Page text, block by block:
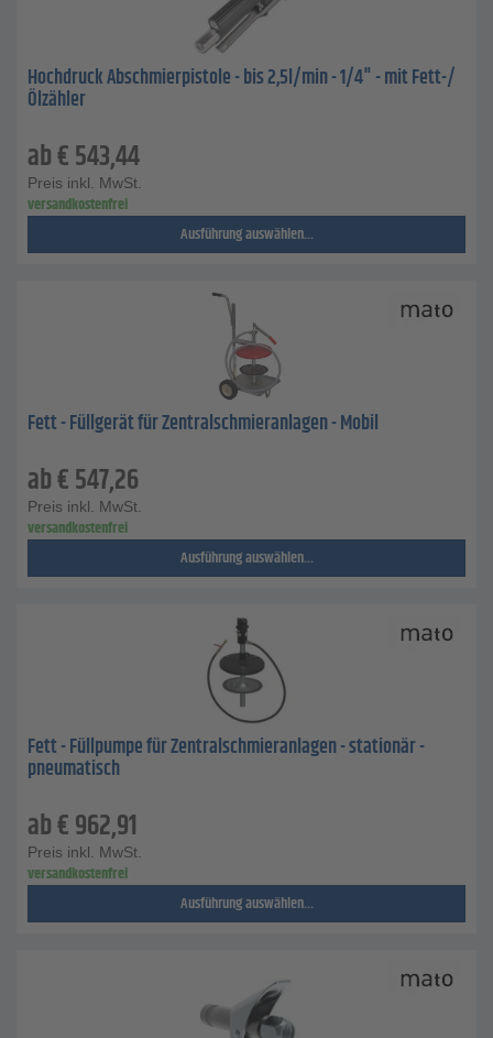
Hochdruck Abschmierpistole - bis 2,5l/min - 1/4" - mit Fett-/
Ölzähler
ab€543,44
Preis inkl. MwSt.
versandkostenfrei
Ausführung auswählen...
Fett - Füllgerät für Zentralschmieranlagen - Mobil
ab€547,26
Preis inkl. MwSt.
versandkostenfrei
Ausführung auswählen...
Fett - Füllpumpe für Zentralschmieranlagen - stationär -
pneumatisch
ab€962,91
Preis inkl. MwSt.
versandkostenfrei
Ausführung auswählen...